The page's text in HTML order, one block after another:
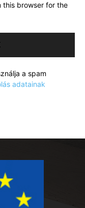
this browser for the
a spam
adatainak